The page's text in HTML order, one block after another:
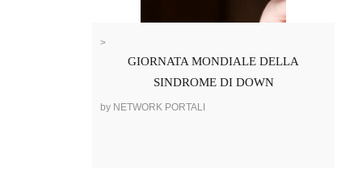
>
GIORNATA MONDIALE DELLA
SINDROME DI DOWN
by NETWORK PORTALI